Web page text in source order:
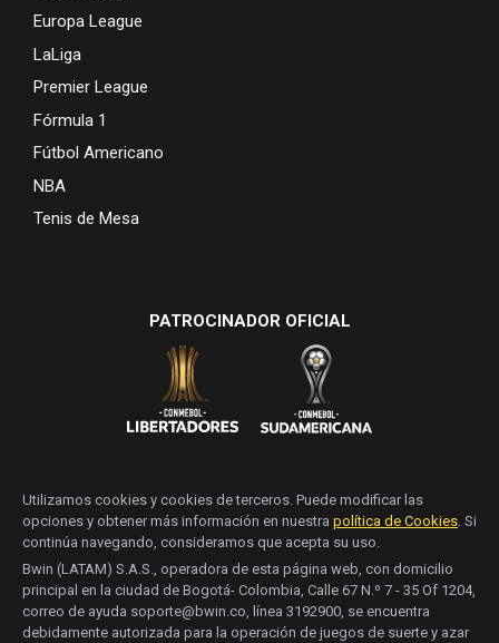
Europa League
LaLiga
Premier League
Fórmula 1
Fútbol Americano
NBA
Tenis de Mesa
PATROCINADOR OFICIAL
Utilizamos cookies y cookies de terceros. Puede modificar las
opciones y obtener más información en nuestra política de Cookies. Si
continúa navegando, consideramos que acepta su uso.
Bwin (LATAM) S.A.S., operadora de esta página web, con domicilio
principal en la ciudad de Bogotá- Colombia, Calle 67 N.º 7 - 35 Of 1204,
correo de ayuda soporte@bwin.co, línea 3192900, se encuentra
debidamente autorizada para la operación de juegos de suerte y azar